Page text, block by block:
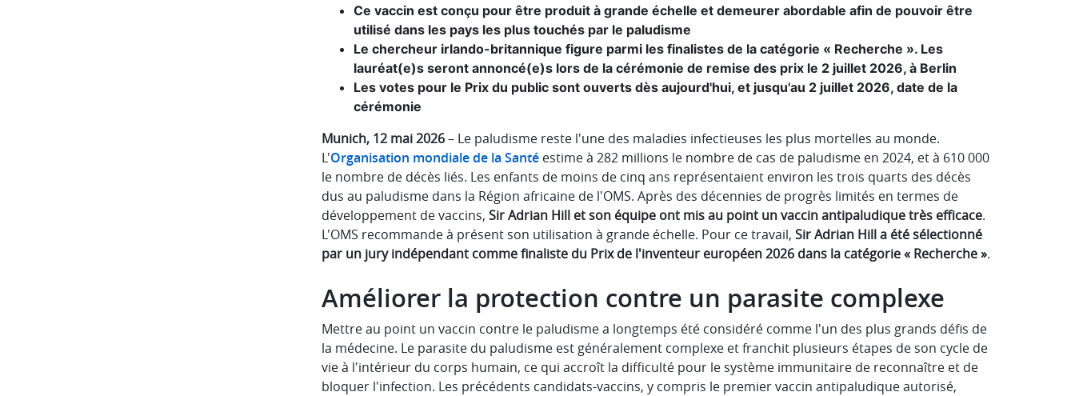
Ce vaccin est conçu pour être produit à grande échelle et demeurer abordable afin de pouvoir être
utilisé dans les pays les plus touchés par le paludisme
Le chercheur irlando-britannique figure parmi les finalistes de la catégorie « Recherche ». Les
lauréat(e)s seront annoncé(e)s lors de la cérémonie de remise des prix le 2 juillet 2026, à Berlin
Les votes pour le Prix du public sont ouverts dès aujourd'hui, et jusqu'au 2 juillet 2026, date de la
cérémonie
Munich, 12 mai 2026– Le paludisme reste l'une des maladies infectieuses les plus mortelles au monde.
L'Organisation mondiale de la Santé estime à 282 millions le nombre de cas de paludisme en 2024, et à 610 000
le nombre de décès liés. Les enfants de moins de cinq ans représentaient environ les trois quarts des décès
dus au paludisme dans la Région africaine de l'OMS. Après des décennies de progrès limités en termes de
développement de vaccins, Sir Adrian Hill et son équipe ont mis au point un vaccin antipaludique très efficace.
L'OMS recommande à présent son utilisation à grande échelle. Pour ce travail, Sir Adrian Hill a été sélectionné
par un jury indépendant comme finaliste du Prix de l'inventeur européen 2026 dans la catégorie « Recherche ».
Améliorer la protection contre un parasite complexe
Mettre au point un vaccin contre le paludisme a longtemps été considéré comme l'un des plus grands défis de
la médecine. Le parasite du paludisme est généralement complexe et franchit plusieurs étapes de son cycle de
vie à l'intérieur du corps humain, ce qui accroît la difficulté pour le système immunitaire de reconnaître et de
bloquer l'infection. Les précédents candidats-vaccins, y compris le premier vaccin antipaludique autorisé,